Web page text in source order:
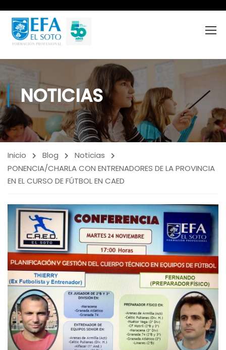
NOTICIAS
Inicio Blog
Noticias
PONENCIA/CHARLA CON ENTRENADORES DE LA PROVINCIA
EN EL CURSO DE FÚTBOL EN CAED